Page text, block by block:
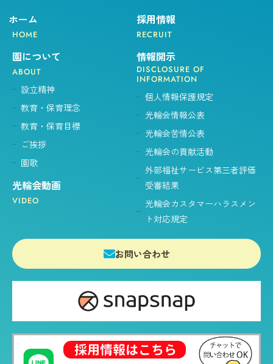
ホーム
HOME
園について
ABOUT
設立精神
教育・保育理念
教育・保育目標
ご挨拶
園歌
光輪会動画
VIDEO
採用情報
RECRUIT
情報開示
DISCLOSURE OF
INFORMATION
個人情報保護規定
光輪会情報公表
光輪会苦情公表
光輪会の貢献活動
外部福祉サービス第三者評価
受審結果
光輪会カスタマーハラスメン
ト対応規定
お問い合わせ